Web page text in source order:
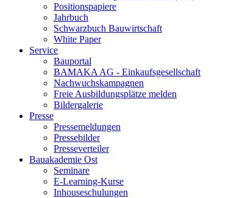
Positionspapiere
Jahrbuch
Schwarzbuch Bauwirtschaft
White Paper
Service
Bauportal
BAMAKA AG - Einkaufsgesellschaft
Nachwuchskampagnen
Freie Ausbildungsplätze melden
Bildergalerie
Presse
Pressemeldungen
Pressebilder
Presseverteiler
Bauakademie Ost
Seminare
E-Learning-Kurse
Inhouseschulungen